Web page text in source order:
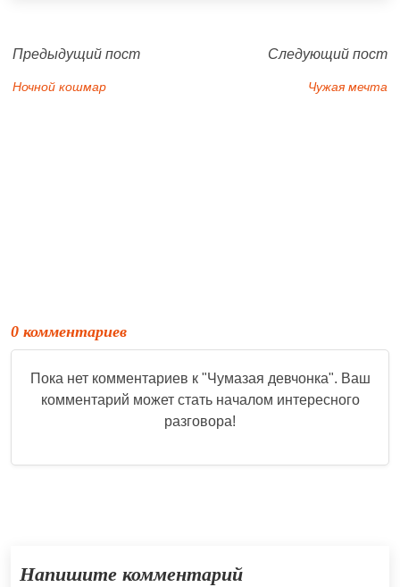
Предыдущий пост
Ночной кошмар
Следующий пост
Чужая мечта
0 комментариев
Пока нет комментариев к "Чумазая девчонка". Ваш
комментарий может стать началом интересного
разговора!
Напишите комментарий